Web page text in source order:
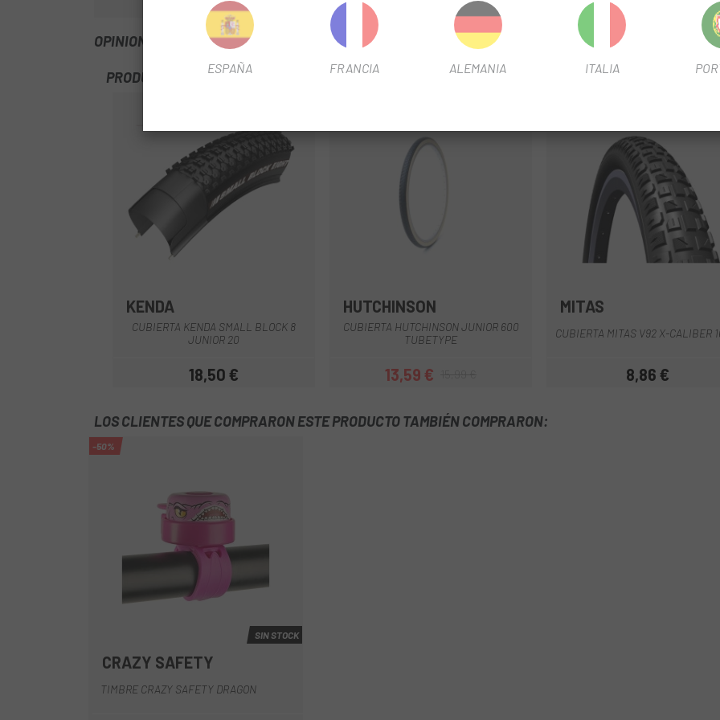
OPINIONES
PRODUCTOS SIMILARES
KENDA
CUBIERTA KENDA SMALL BLOCK 8
JUNIOR 20
Precio
18,50 €
Negro-Beige
HUTCHINSON
CUBIERTA HUTCHINSON JUNIOR 600
TUBETYPE
Precio
13,59 €Precio regular
MITAS
CUBIERTA MITAS V92 X-CALIBER
Precio
8,86 €
LOS CLIENTES QUE COMPRARON ESTE PRODUCTO TAMBIÉN COMPRARON:
NegroRojo
-50%
SIN STOCK
CRAZY SAFETY
TIMBRE CRAZY SAFETY DRAGON
ESPAÑA FRANCIA ALEMANIA ITALIA